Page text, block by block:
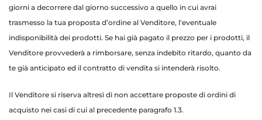
giorni a decorrere dal giorno successivo a quello in cui avrai
trasmesso la tua proposta d’ordine al Venditore, l'eventuale
indisponibilità dei prodotti. Se hai già pagato il prezzo per i prodotti, il
Venditore provvederà a rimborsare, senza indebito ritardo, quanto da
te già anticipato ed il contratto di vendita si intenderà risolto.
Il Venditore si riserva altresì di non accettare proposte di ordini di
acquisto nei casi di cui al precedente paragrafo 1.3.